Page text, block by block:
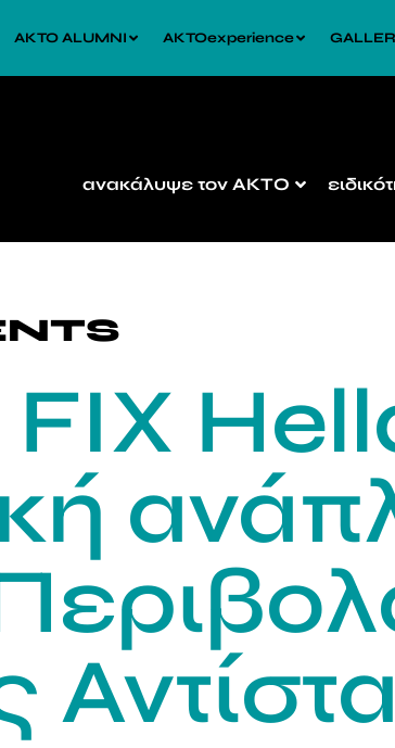
AKTO ALUMNI AKTOexperience
ανακάλυψε τον ΑΚΤΟ